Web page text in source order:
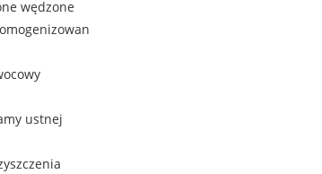
wędzone
ustnej